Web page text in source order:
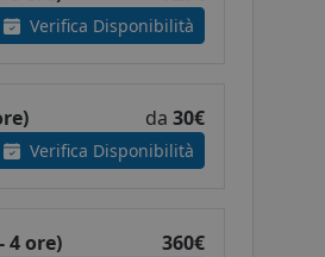
Verifica Disponibilità
da 30€
Verifica Disponibilità
4 ore)
360€